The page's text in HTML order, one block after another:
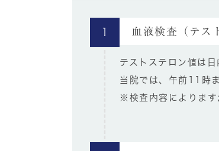
1 血液検査（テス
テストステロン値は
当院では、午前11時
※検査内容によります